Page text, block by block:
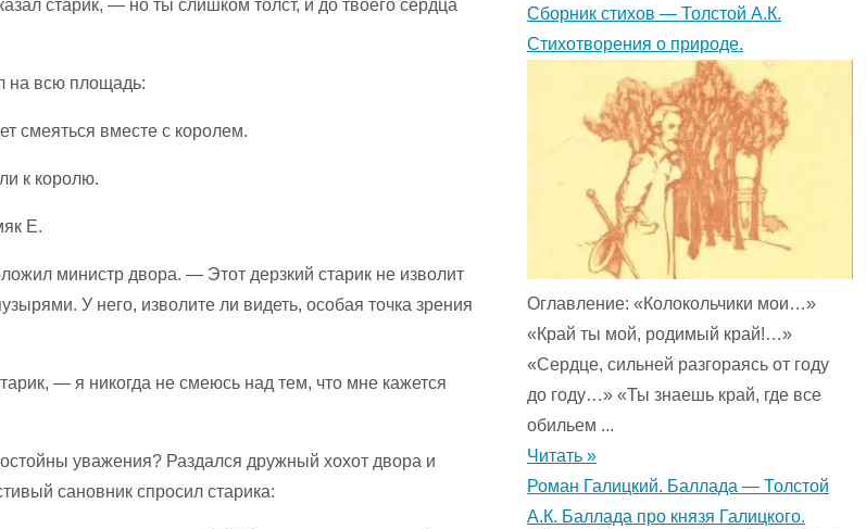
старик, — но ты слишком толст, и до твоего сердца
на всю площадь:
смеяться вместе с королем.
к королю.
министр двора. — Этот дерзкий старик не изволит
У него, изволите ли видеть, особая точка зрения
— я никогда не смеюсь над тем, что мне кажется
уважения? Раздался дружный хохот двора и
сановник спросил старика:
Сборник стихов — Толстой А.К.
Стихотворения о природе.
Оглавление: «Колокольчики мои…»
«Край ты мой, родимый край!…»
«Сердце, сильней разгораясь от году
до году…» «Ты знаешь край, где все
обильем ...
Читать »
Роман Галицкий. Баллада — Толстой
А.К. Баллада про князя Галицкого.